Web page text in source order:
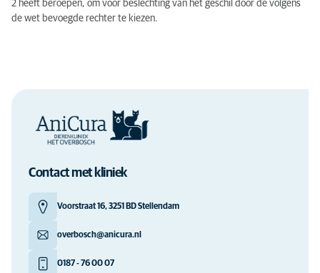
2 heeft beroepen, om voor beslechting van het geschil door de volgens
de wet bevoegde rechter te kiezen.
Contact met kliniek
Voorstraat 16, 3251 BD Stellendam
overbosch@anicura.nl
0187 - 76 00 07